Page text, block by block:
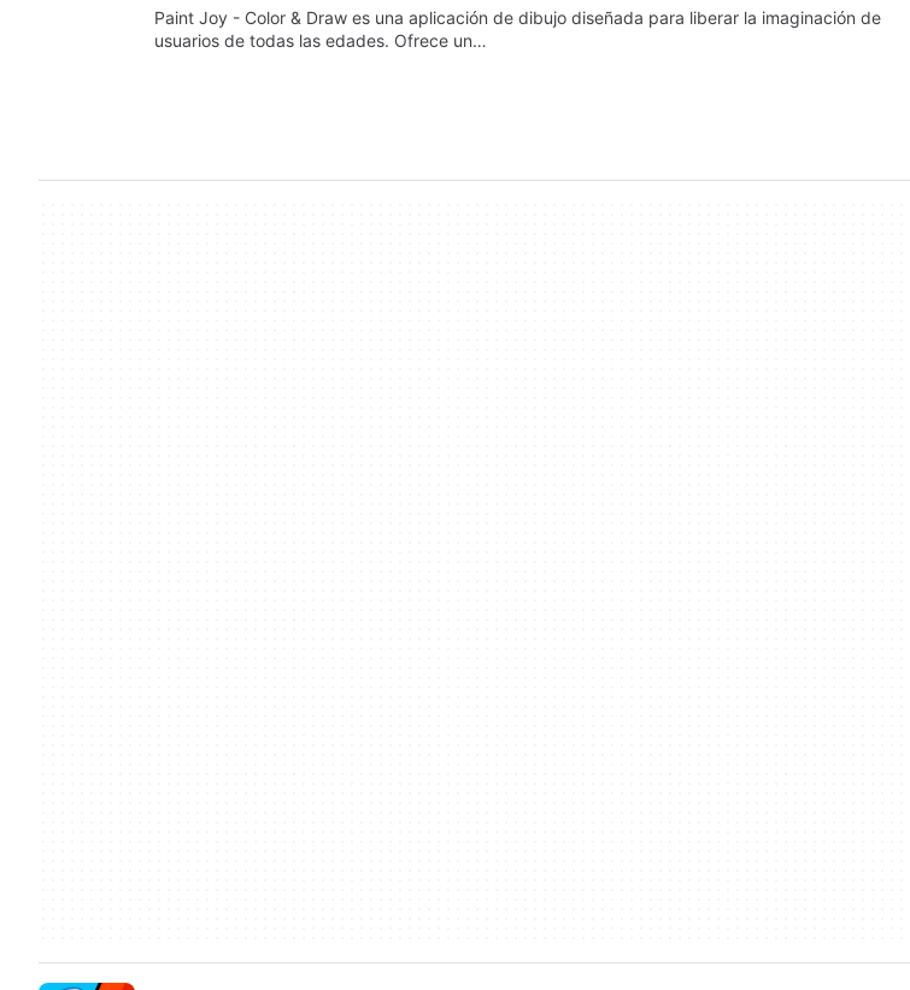
Paint Joy - Color & Draw es una aplicación de dibujo diseñada para liberar la imaginación de
usuarios de todas las edades. Ofrece un…